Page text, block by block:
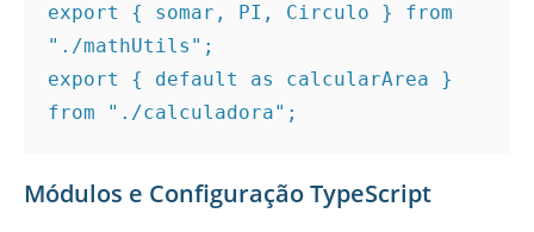
export { somar, PI, Circulo } from
"./mathUtils";
export { default as calcularArea }
from "./calculadora";
Módulos e Configuração TypeScript